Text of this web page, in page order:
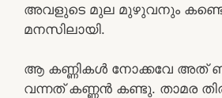
അവളുടെ മുല മുഴുവനും
മനസിലായി.
ആ കണ്ണികൾ നോക്കവേ അത്
വന്നത് കണ്ണൻ കണ്ടു. താമര